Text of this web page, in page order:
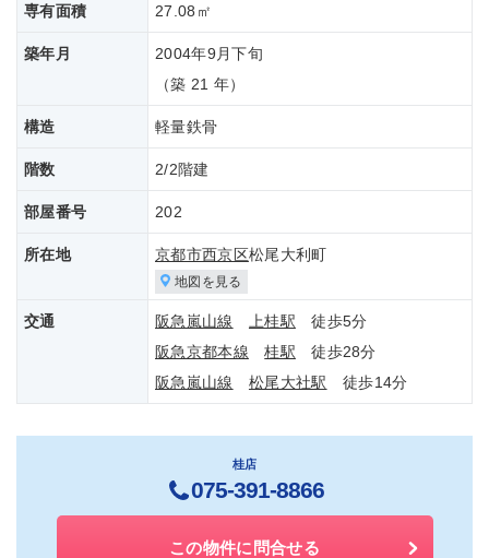
専有面積 27.08㎡
築年月
2004年9月下旬
（築 21 年）
構造 軽量鉄骨
階数 2/2階建
部屋番号 202
所在地 京都市西京区松尾大利町
地図を見る
交通 阪急嵐山線 上桂駅 徒歩5分
阪急京都本線
桂駅 徒歩28分
阪急嵐山線
松尾大社駅 徒歩14分
桂店
075-391-8866
この物件に問合せる